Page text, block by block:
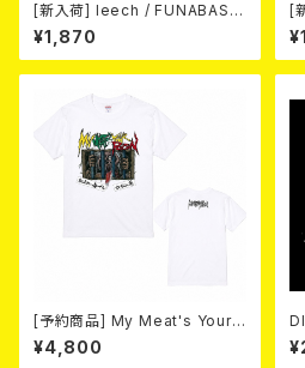
[新入荷] leech / FUNABASHI
POWERVIOLENCE (CD)
¥1,870
[
s
[予約商品] My Meat's Your
Poison -あんたにゃ毒でもオイ
ラにゃ薬- (WHITE) 熊本地震
¥4,800